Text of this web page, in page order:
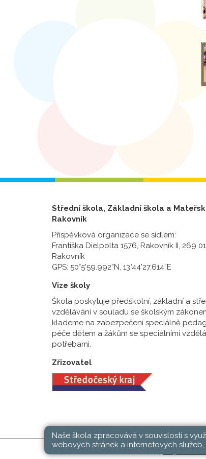
Střední škola, Základní škola a
Rakovník
Příspěvková organizace se sídlem:
Františka Dielpolta 1576, Rakovník II, 269 01
Rakovník
GPS: 50°5’59.992”N, 13°44’27.614”E
Vize školy
Škola poskytuje předškolní, základní a
vzdělávání v souladu se školským
klademe na zabezpečení speciálně
péče dětem a žákům se speciálními
potřebami.
Zřizovatel
SŠ, ZŠ a MŠ Rakovník © 2026 | Mapa
Naše škola zpracovává v souvislosti s
webových stránek a internetových